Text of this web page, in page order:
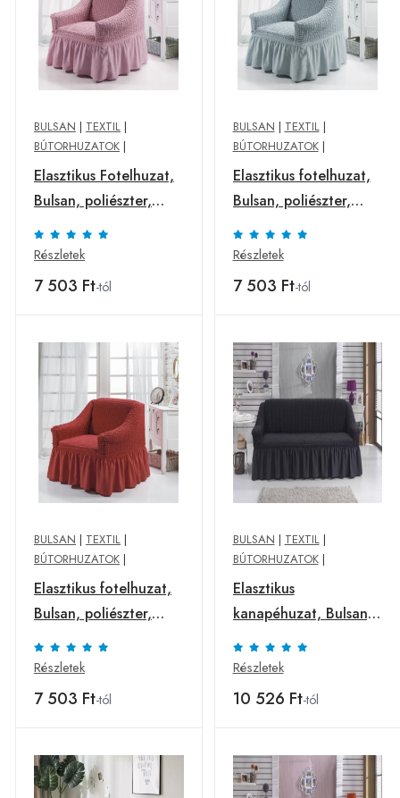
BULSAN | TEXTIL |
BÚTORHUZATOK |
Elasztikus Fotelhuzat,
Bulsan, poliészter,
rózsaszín
Részletek
7 503 Ft-tól
BULSAN | TEXTIL|
BÚTORHUZATOK|
Elasztikus fotelhuzat,
Bulsan, poliészter,
szürke
Részletek
7 503 Ft-tól
BULSAN | TEXTIL |
BÚTORHUZATOK |
Elasztikus fotelhuzat,
Bulsan, poliészter,
tégla
Részletek
7 503 Ft-tól
BULSAN | TEXTIL|
BÚTORHUZATOK|
Elasztikus
kanapéhuzat, Bulsan,
poliészter, 2 ülés,
antracit szürke
Részletek
10 526 Ft-tól